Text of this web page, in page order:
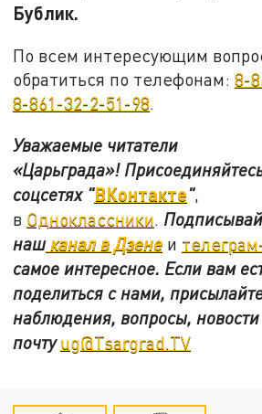
Бублик.
По всем интересующим
обратиться по телефонам:8-
8-861-32-2-51-98
Уважаемые читатели
«Царьграда»!
соцсетях "ВКонтакте",
в Одноклассники.
нашканал в Дзене и
самое интересное. Если вам
поделиться с нами,
наблюдения, вопросы,
почтуug@Tsargrad.TV